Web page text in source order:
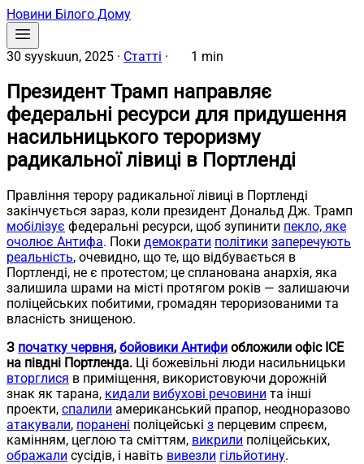
Новини Білого Дому
30 syyskuun, 2025 · Статті · 1 min
Президент Трамп направляє
федеральні ресурси для придушення
насильницького тероризму
радикальної лівиці в Портленді
Правління терору радикальної лівиці в Портленді
закінчується зараз, коли президент Дональд Дж. Трамп
мобілізує федеральні ресурси, щоб зупинити пекло, яке
очолює Антифа. Поки демократи політики заперечують
реальність, очевидно, що те, що відбувається в
Портленді, не є протестом; це спланована анархія, яка
залишила шрами на місті протягом років — залишаючи
поліцейських побитими, громадян тероризованими та
власність знищеною.
З початку червня, бойовики Антифи обложили офіс ICE
на півдні Портленда. Ці божевільні люди насильницьки
вторглися в приміщення, використовуючи дорожній
знак як тарана, кидали вибухові речовини та інші
проекти, спалили американський прапор, неодноразово
атакували, поранені поліцейські з перцевим спреєм,
камінням, цеглою та сміттям, викрили поліцейських,
ображали сусідів, і навіть вивезли гільйотину.